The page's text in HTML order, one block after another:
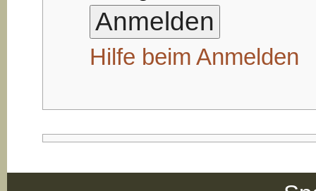
Hilfe beim Anmelden